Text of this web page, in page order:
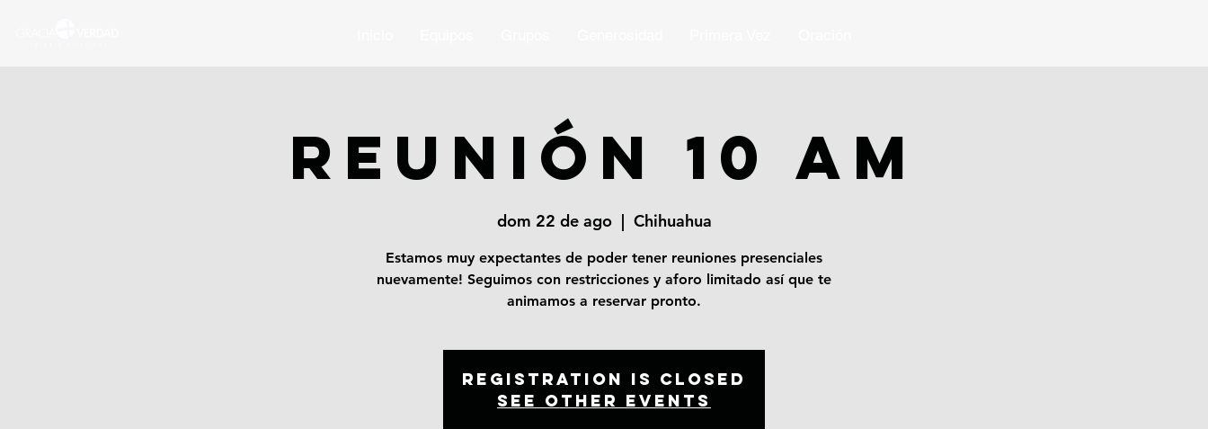
REUNIÓN 10 AM
dom 22 de ago
  |
Chihuahua
Estamos muy expectantes de poder tener reuniones presenciales
nuevamente! Seguimos con restricciones y aforo limitado así que te
animamos a reservar pronto.
Registration is Closed
See other events